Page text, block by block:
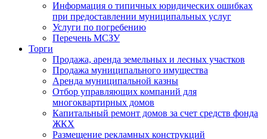
Информация о типичных юридических ошибках
при предоставлении муниципальных услуг
Услуги по погребению
Перечень МСЗУ
Торги
Продажа, аренда земельных и лесных участков
Продажа муниципального имущества
Аренда муниципальной казны
Отбор управляющих компаний для
многоквартирных домов
Капитальный ремонт домов за счет средств фонда
ЖКХ
Размещение рекламных конструкций